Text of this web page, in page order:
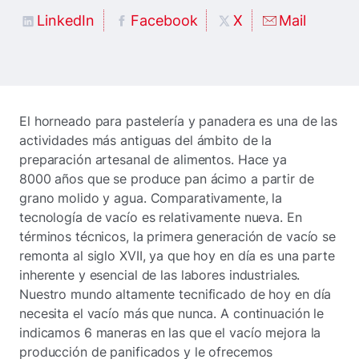
LinkedIn Facebook X Mail
El horneado para pastelería y panadera es una de las
actividades más antiguas del ámbito de la
preparación artesanal de alimentos. Hace ya
8000 años que se produce pan ácimo a partir de
grano molido y agua. Comparativamente, la
tecnología de vacío es relativamente nueva. En
términos técnicos, la primera generación de vacío se
remonta al siglo XVII, ya que hoy en día es una parte
inherente y esencial de las labores industriales.
Nuestro mundo altamente tecnificado de hoy en día
necesita el vacío más que nunca. A continuación le
indicamos 6 maneras en las que el vacío mejora la
producción de panificados y le ofrecemos